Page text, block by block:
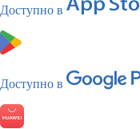
Доступно в
Доступно в